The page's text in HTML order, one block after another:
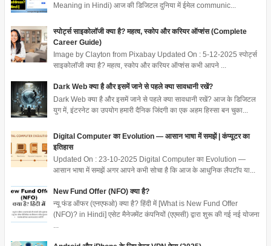
Meaning in Hindi) आज की डिजिटल दुनिया में ईमेल communic...
स्पोर्ट्स साइकोलॉजी क्या है? महत्व, स्कोप और करियर ऑप्शंस (Complete
Career Guide)
Image by Clayton from Pixabay Updated On : 5-12-2025 स्पोर्ट्स
साइकोलॉजी क्या है? महत्व, स्कोप और करियर ऑप्शंस कभी आपने ...
Dark Web क्या है और इसमें जाने से पहले क्या सावधानी रखें?
Dark Web क्या है और इसमें जाने से पहले क्या सावधानी रखें? आज के डिजिटल
युग में, इंटरनेट का उपयोग हमारी दैनिक जिंदगी का एक अहम हिस्सा बन चुका...
Digital Computer का Evolution — आसान भाषा में समझें | कंप्यूटर का
इतिहास
Updated On : 23-10-2025 Digital Computer का Evolution —
आसान भाषा में समझें अगर आपने कभी सोचा है कि आज के आधुनिक लैपटॉप या...
New Fund Offer (NFO) क्या है?
न्यू फंड ऑफर (एनएफओ) क्या है? हिंदी में [What is New Fund Offer
(NFO)? in Hindi] एसेट मैनेजमेंट कंपनियों (एएमसी) द्वारा शुरू की गई नई योजना
...